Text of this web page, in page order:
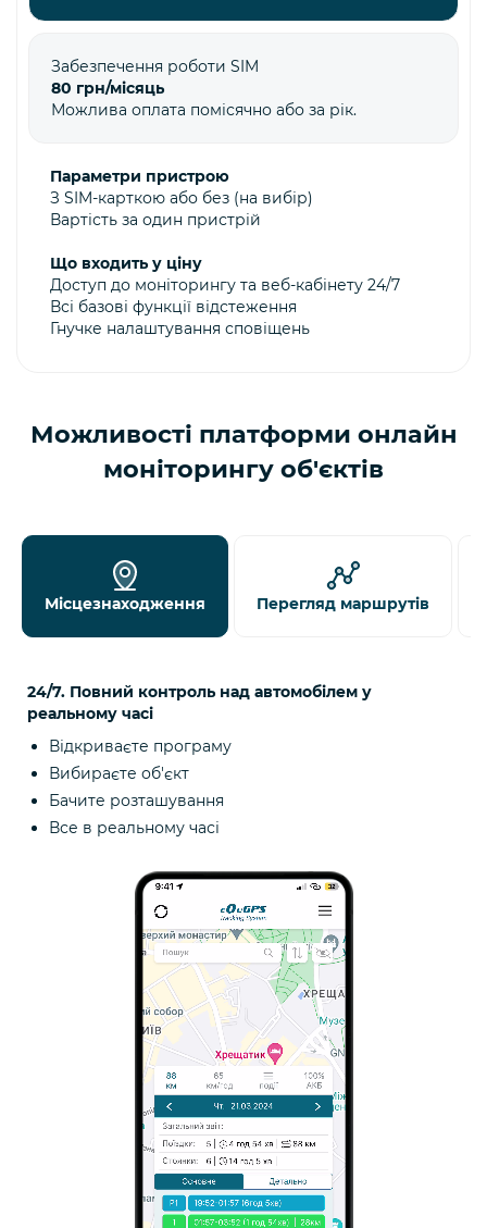
Забезпечення роботи SIM
80 грн/місяць
Можлива оплата помісячно або за рік.
Параметри пристрою
З SIM-карткою або без (на вибір)
Вартість за один пристрій
Що входить у ціну
Доступ до моніторингу та веб-кабінету 24/7
Всі базові функції відстеження
Гнучке налаштування сповіщень
Можливості платформи онлайн
моніторингу об'єктів
Місцезнаходження Перегляд маршрутів
24/7. Повний контроль над автомобілем у
реальному часі
Відкриваєте програму
Вибираєте об'єкт
Бачите розташування
Все в реальному часі